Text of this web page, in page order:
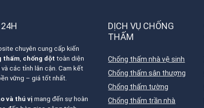
chuyên cung cấp kiến
thấm, chống dột toàn diện
các tỉnh lân cận. Cam kết
vững – giá tốt nhất.
và thú vị mang đến sự hoàn
DỊCH VỤ CHỐNG
THẤM
Chống thấm nhà vệ sinh
Chống thấm sân thượng
Chống thấm tường
Chống thấm trần nhà